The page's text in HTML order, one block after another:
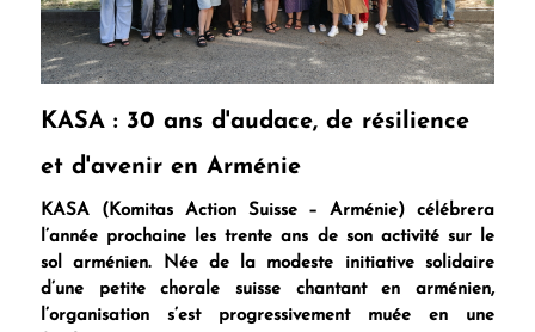
KASA : 30 ans d'audace, de résilience
et d'avenir en Arménie
KASA (Komitas Action Suisse – Arménie) célébrera
l’année prochaine les trente ans de son activité sur le
sol arménien. Née de la modeste initiative solidaire
d’une petite chorale suisse chantant en arménien,
l’organisation s’est progressivement muée en une